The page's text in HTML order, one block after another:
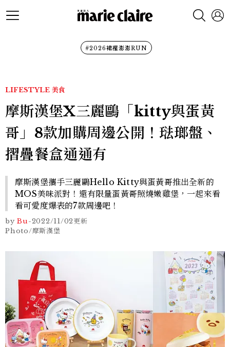
#2026裙襬澎澎RUN
LIFESTYLE 美食
摩斯漢堡X三麗鷗「kitty與蛋黃
哥」8款加購周邊公開！琺瑯盤、
摺疊餐盒通通有
摩斯漢堡攜手三麗鷗Hello Kitty與蛋黃哥推出全新的
MOS美味派對！還有限量蛋黃哥照燒嫩雞堡，一起來看
看可愛度爆表的7款周邊吧！
by Bu-2022/11/02更新
Photo/摩斯漢堡